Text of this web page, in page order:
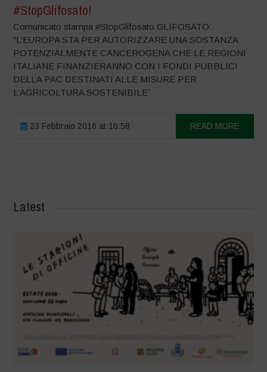
#StopGlifosato!
Comunicato stampa #StopGlifosato GLIFOSATO:
“L’EUROPA STA PER AUTORIZZARE UNA SOSTANZA
POTENZIALMENTE CANCEROGENA CHE LE REGIONI
ITALIANE FINANZIERANNO CON I FONDI PUBBLICI
DELLA PAC DESTINATI ALLE MISURE PER
L’AGRICOLTURA SOSTENIBILE”
23 Febbraio 2016 at 10:58 READ MORE
Latest